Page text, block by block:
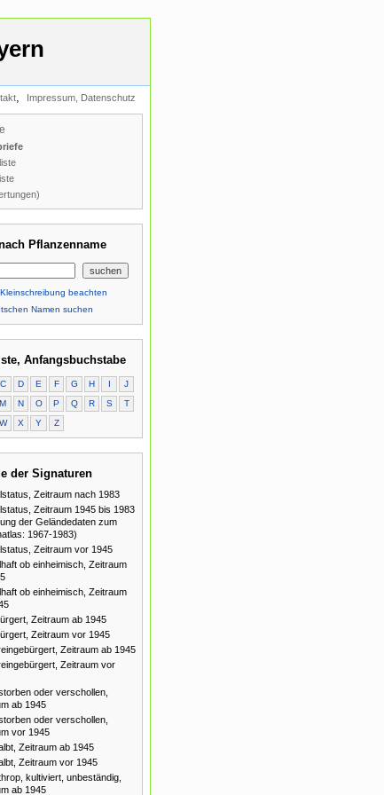
, Impressum, Datenschutz
Pflanzenname
beachten
Namen suchen
Anfangsbuchstabe
C D E F G H I
J
M N O P Q R S
T
W X Y Z
der Signaturen
Zeitraum nach 1983
Zeitraum 1945 bis 1983
der Geländedaten zum
1967-1983)
Zeitraum vor 1945
ob einheimisch, Zeitraum
ob einheimisch, Zeitraum
Zeitraum ab 1945
Zeitraum vor 1945
Zeitraum ab 1945
Zeitraum vor
oder verschollen,
ab 1945
oder verschollen,
vor 1945
Zeitraum ab 1945
Zeitraum vor 1945
kultiviert, unbeständig,
ab 1945